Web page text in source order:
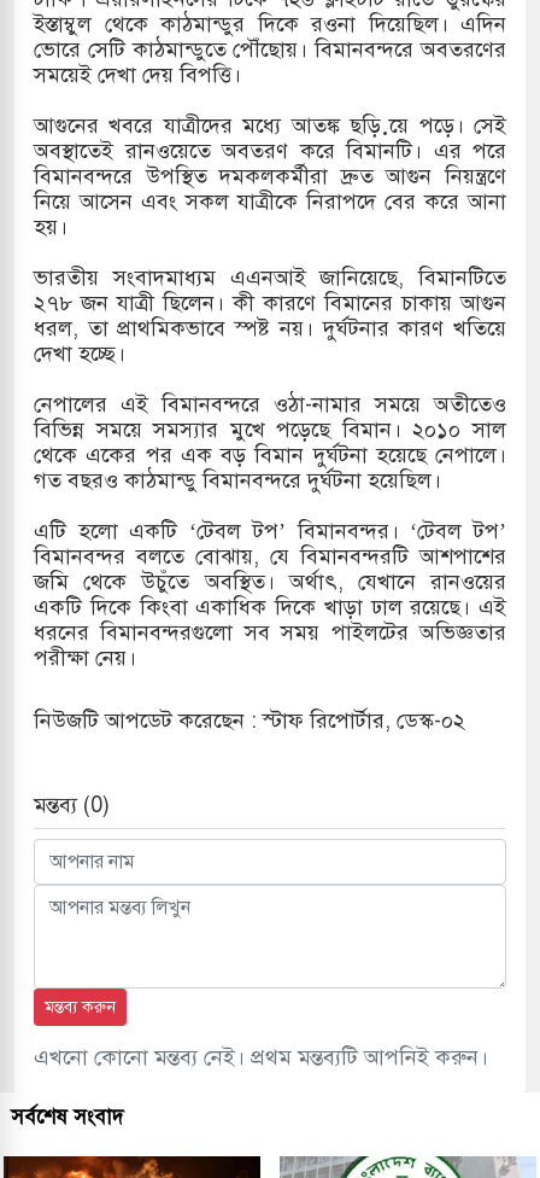
মধ্যপ্রাচ্যে ব্ল্যাকআউটের কঠোর হুঁশিয়ারি ইরানের
বিমানবন্দরের নিরাপত্তা তল্লাশিতে ছাড় দেওয়া হবে না:
দক্ষিণ কোরিয়ার বন্দি ২৫ শতাংশ বেড়েছে
ইস্তাম্বুল থেকে কাঠমান্ডুর দিকে রওনা দিয়েছিল। এদিন
ভোরে সেটি কাঠমান্ডুতে পৌঁছোয়। বিমানবন্দরে অবতরণের
সময়েই দেখা দেয় বিপত্তি।
আগুনের খবরে যাত্রীদের মধ্যে আতঙ্ক ছড়়িয়ে পড়ে। সেই
অবস্থাতেই রানওয়েতে অবতরণ করে বিমানটি। এর পরে
বিমানবন্দরে উপস্থিত দমকলকর্মীরা দ্রুত আগুন নিয়ন্ত্রণে
নিয়ে আসেন এবং সকল যাত্রীকে নিরাপদে বের করে আনা
হয়।
ভারতীয় সংবাদমাধ্যম এএনআই জানিয়েছে, বিমানটিতে
২৭৮ জন যাত্রী ছিলেন। কী কারণে বিমানের চাকায় আগুন
ধরল, তা প্রাথমিকভাবে স্পষ্ট নয়। দুর্ঘটনার কারণ খতিয়ে
দেখা হচ্ছে।
নেপালের এই বিমানবন্দরে ওঠা-নামার সময়ে অতীতেও
বিভিন্ন সময়ে সমস্যার মুখে পড়েছে বিমান। ২০১০ সাল
থেকে একের পর এক বড় বিমান দুর্ঘটনা হয়েছে নেপালে।
গত বছরও কাঠমান্ডু বিমানবন্দরে দুর্ঘটনা হয়েছিল।
এটি হলো একটি ‘টেবল টপ’ বিমানবন্দর। ‘টেবল টপ’
বিমানবন্দর বলতে বোঝায়, যে বিমানবন্দরটি আশপাশের
জমি থেকে উচুঁতে অবস্থিত। অর্থাৎ, যেখানে রানওয়ের
একটি দিকে কিংবা একাধিক দিকে খাড়া ঢাল রয়েছে। এই
ধরনের বিমানবন্দরগুলো সব সময় পাইলটের অভিজ্ঞতার
পরীক্ষা নেয়।
নিউজটি আপডেট করেছেন : স্টাফ রিপোর্টার, ডেস্ক-০২
মন্তব্য (0)
মন্তব্য করুন
এখনো কোনো মন্তব্য নেই। প্রথম মন্তব্যটি আপনিই করুন।
সর্বশেষ সংবাদ